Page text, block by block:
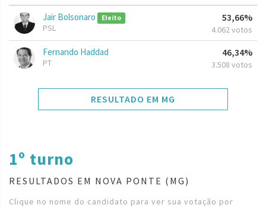
Jair Bolsonaro Eleito
PSL
53,66%
4.062 votos
Fernando Haddad
PT
46,34%
3.508 votos
RESULTADO EM MG
1º turno
RESULTADOS EM NOVA PONTE (MG)
Clique no nome do candidato para ver sua votação por